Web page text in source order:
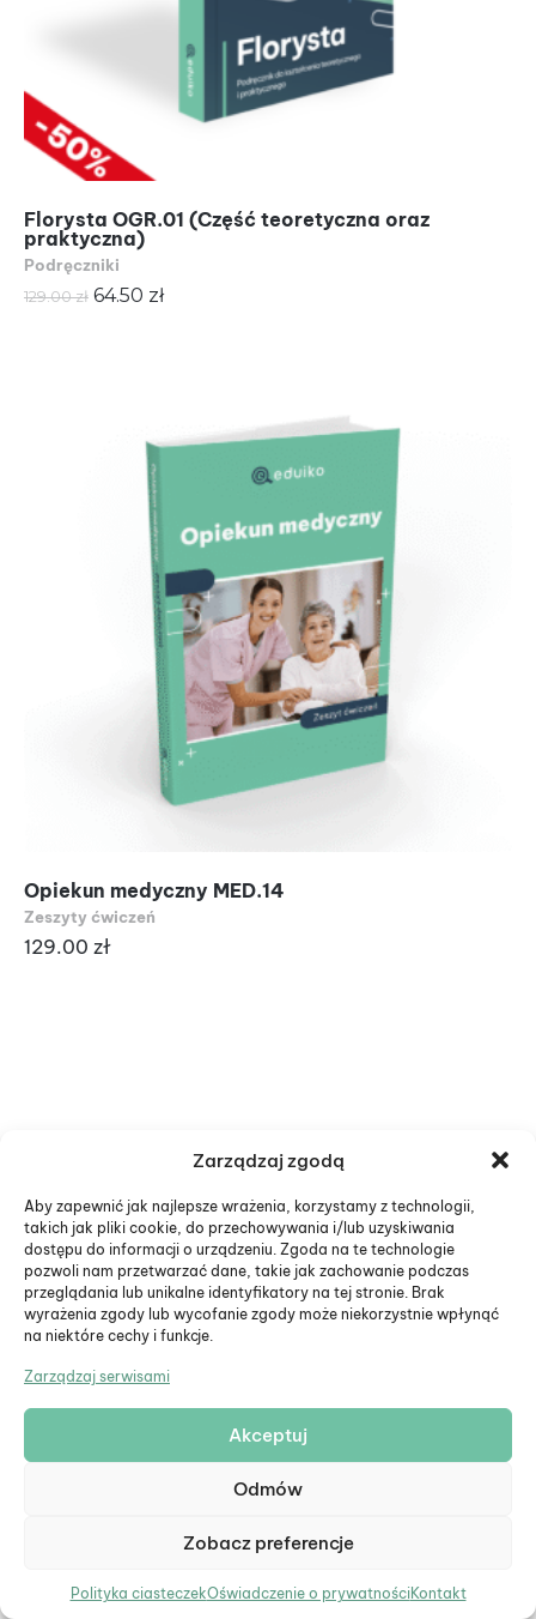
Zarządzaj zgodą
Aby zapewnić jak najlepsze wrażenia, korzystamy z technologii,
takich jak pliki cookie, do przechowywania i/lub uzyskiwania
dostępu do informacji o urządzeniu. Zgoda na te technologie
pozwoli nam przetwarzać dane, takie jak zachowanie podczas
przeglądania lub unikalne identyfikatory na tej stronie. Brak
wyrażenia zgody lub wycofanie zgody może niekorzystnie wpłynąć
na niektóre cechy i funkcje.
Zarządzaj serwisami
Akceptuj
Odmów
Zobacz preferencje
Polityka ciasteczekOświadczenie o prywatnościKontakt
Florysta OGR.01 (Część teoretyczna oraz
praktyczna)
Podręczniki
129.00zł Pierwotna
64.50 złAktualna
Opiekun medyczny MED.14
Zeszyty ćwiczeń
129.00 zł
Atlas anatomiczny
46.74zł